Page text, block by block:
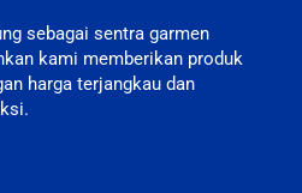
sebagai sentra garmen
kami memberikan produk
harga terjangkau dan